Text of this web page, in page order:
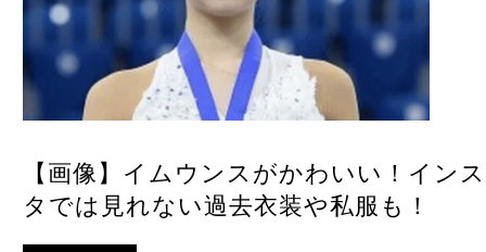
【画像】イムウンスがかわいい！インス
タでは見れない過去衣装や私服も！